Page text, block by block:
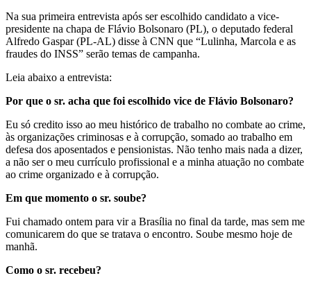
Na sua primeira entrevista após ser escolhido candidato a vice-
presidente na chapa de Flávio Bolsonaro (PL), o deputado federal
Alfredo Gaspar (PL-AL) disse à CNN que “Lulinha, Marcola e as
fraudes do INSS” serão temas de campanha.
Leia abaixo a entrevista:
Por que o sr. acha que foi escolhido vice de Flávio Bolsonaro?
Eu só credito isso ao meu histórico de trabalho no combate ao crime,
às organizações criminosas e à corrupção, somado ao trabalho em
defesa dos aposentados e pensionistas. Não tenho mais nada a dizer,
a não ser o meu currículo profissional e a minha atuação no combate
ao crime organizado e à corrupção.
Em que momento o sr. soube?
Fui chamado ontem para vir a Brasília no final da tarde, mas sem me
comunicarem do que se tratava o encontro. Soube mesmo hoje de
manhã.
Como o sr. recebeu?